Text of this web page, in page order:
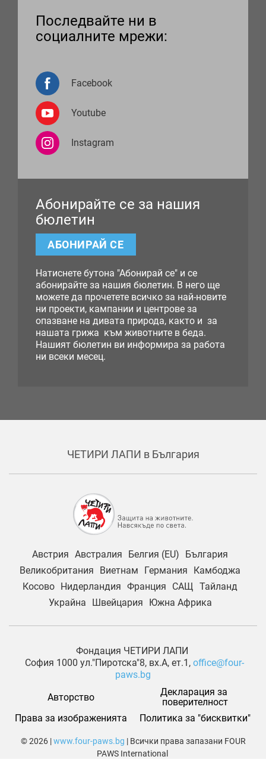
Последвайте ни в
социалните мрежи:
Facebook
Youtube
Instagram
Абонирайте се за нашия
бюлетин
АБОНИРАЙ СЕ
Натиснете бутона "Абонирай се" и се
абонирайте за нашия бюлетин. В него ще
можете да прочетете всичко за най-новите
ни проекти, кампании и центрове за
опазване на дивата природа, както и за
нашата грижа към животните в беда.
Нашият бюлетин ви информира за работа
ни всеки месец.
ЧЕТИРИ ЛАПИ в България
Австрия Австралия Белгия (EU)
България
Великобритания
Виетнам Германия
Камбоджа
Косово Нидерландия Франция САЩ Тайланд
Украйна
Швейцария Южна Африка
Фондация ЧЕТИРИ ЛАПИ
София 1000 ул."Пиротска"8, вх.А, ет.1, office@four-
paws.bg
Авторство
Декларация за
поверителност
Права за изображенията
Политика за "бисквитки"
© 2026 |www.four-paws.bg | Всички права запазани FOUR
PAWS International